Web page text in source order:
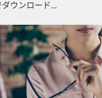
ウンロード...